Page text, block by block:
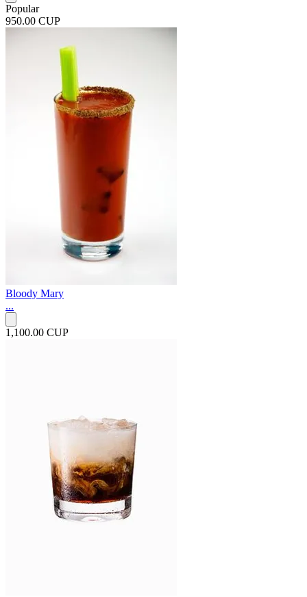
Popular
950.00 CUP
Bloody Mary
...
1,100.00 CUP